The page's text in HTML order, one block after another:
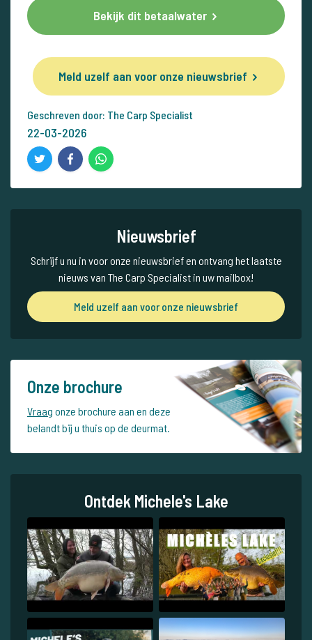
Bekijk dit betaalwater
Meld uzelf aan voor onze nieuwsbrief
Geschreven door: The Carp Specialist
22-03-2026
Nieuwsbrief
Schrijf u nu in voor onze nieuwsbrief en ontvang het laatste
nieuws van The Carp Specialist in uw mailbox!
Meld uzelf aan voor onze nieuwsbrief
Onze brochure
Vraag onze brochure aan en deze
belandt bij u thuis op de deurmat.
Ontdek Michele's Lake